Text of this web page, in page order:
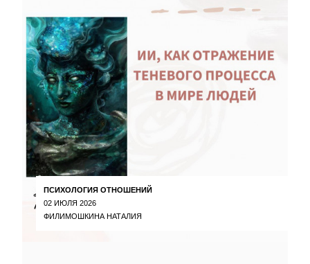
ПСИХОЛОГИЯ ОТНОШЕНИЙ
02 ИЮЛЯ 2026
ФИЛИМОШКИНА НАТАЛИЯ